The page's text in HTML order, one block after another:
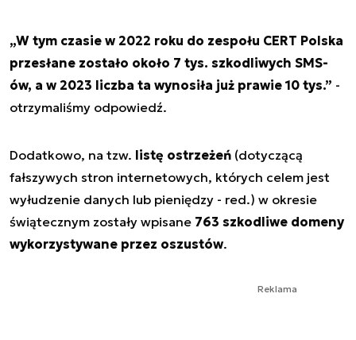
„W tym czasie w 2022 roku do zespołu CERT Polska
przesłane zostało około 7 tys. szkodliwych SMS-
ów, a w 2023 liczba ta wynosiła już prawie 10 tys.” -
otrzymaliśmy odpowiedź.
Dodatkowo, na tzw. listę ostrzeżeń (dotyczącą
fałszywych stron internetowych, których celem jest
wyłudzenie danych lub pieniędzy - red.) w okresie
świątecznym zostały wpisane 763 szkodliwe domeny
wykorzystywane przez oszustów.
Reklama